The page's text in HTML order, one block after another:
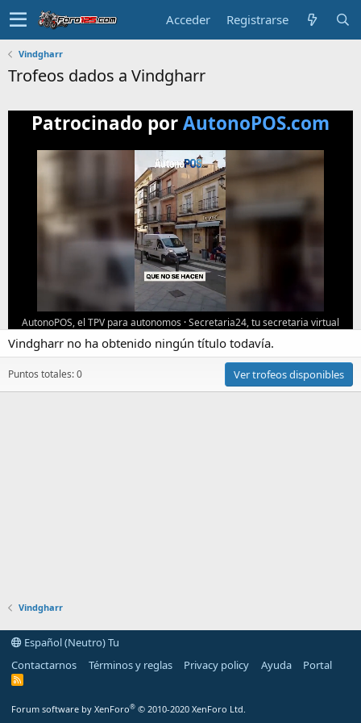
Acceder Registrarse
Vindgharr
Trofeos dados a Vindgharr
Patrocinado porAutonoPOS.com
AutonoPOS, el TPV para autonomos ·Secretaria24, tu secretaria virtual
Vindgharr no ha obtenido ningún título todavía.
Puntos totales: 0 Ver trofeos disponibles
Vindgharr
Español (Neutro) Tu
Contactarnos
Términos y reglas Privacy policy Ayuda Portal
R
Forum software by XenForo® © 2010-2020 XenForo Ltd.